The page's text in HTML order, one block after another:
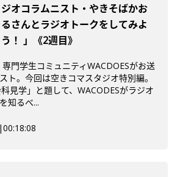
ジオコラムニスト・やきそばかお
るさんとラジオトークをしてみよ
う！ 」《2週目》
専門学生コミュニティWACDOESがお送
ト。今回は空きコマスタジオ特別編。
科見学」と題して、WACODESがラジオ
知るべ...
|00:18:08